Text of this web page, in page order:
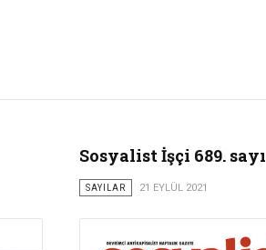
Sosyalist İşçi 689. sayı
SAYILAR 21 EYLÜL 2021